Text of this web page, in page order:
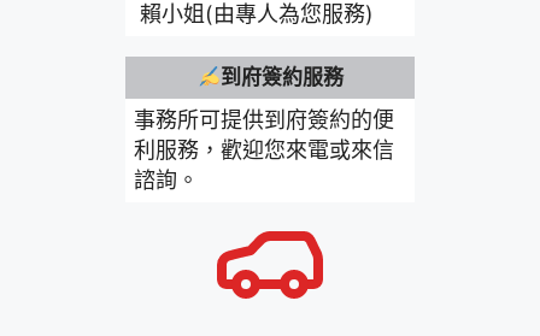
賴小姐(由專人為您服務)
到府簽約服務
事務所可提供到府簽約的便
利服務，歡迎您來電或來信
諮詢。